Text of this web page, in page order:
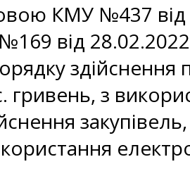
КМУ №437 від
від
здійснення
гривень, з